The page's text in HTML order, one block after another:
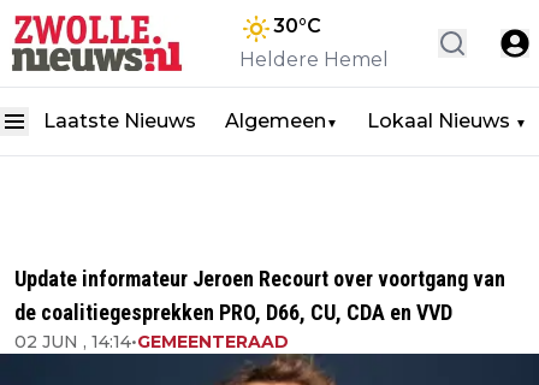
30°C
Heldere Hemel
Laatste Nieuws Algemeen ▼ Lokaal Nieuws ▼
Update informateur Jeroen Recourt over voortgang van
de coalitiegesprekken PRO, D66, CU, CDA en VVD
02 JUN , 14:14•GEMEENTERAAD